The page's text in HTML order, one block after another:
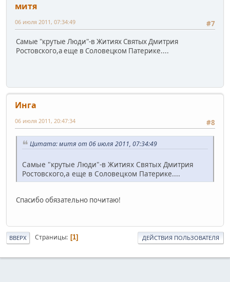
митя
#7
06 июля 2011, 07:34:49
Самые "крутые Люди"-в Житиях Святых Дмитрия
Ростовского,а еще в Соловецком Патерике....
Инга
#8
06 июля 2011, 20:47:34
Цитата: митя от 06 июля 2011, 07:34:49
Самые "крутые Люди"-в Житиях Святых Дмитрия
Ростовского,а еще в Соловецком Патерике....
Спасибо обязательно почитаю!
ВВЕРХ Страницы 1 ДЕЙСТВИЯ ПОЛЬЗОВАТЕЛЯ